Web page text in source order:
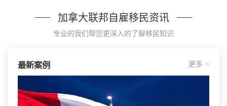
加拿大联邦自雇移民资讯
专业的我们帮您更深入的了解移民知识
最新案例 更多 >